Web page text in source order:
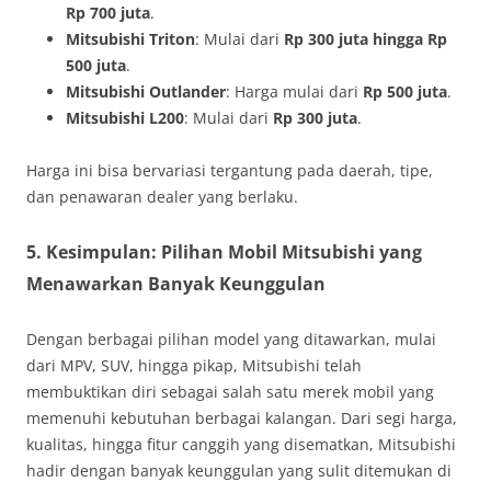
Rp 700 juta.
Mitsubishi Triton: Mulai dari Rp 300 juta hingga Rp
500 juta.
Mitsubishi Outlander: Harga mulai dari Rp 500 juta.
Mitsubishi L200: Mulai dari Rp 300 juta.
Harga ini bisa bervariasi tergantung pada daerah, tipe,
dan penawaran dealer yang berlaku.
5. Kesimpulan: Pilihan Mobil Mitsubishi yang
Menawarkan Banyak Keunggulan
Dengan berbagai pilihan model yang ditawarkan, mulai
dari MPV, SUV, hingga pikap, Mitsubishi telah
membuktikan diri sebagai salah satu merek mobil yang
memenuhi kebutuhan berbagai kalangan. Dari segi harga,
kualitas, hingga fitur canggih yang disematkan, Mitsubishi
hadir dengan banyak keunggulan yang sulit ditemukan di